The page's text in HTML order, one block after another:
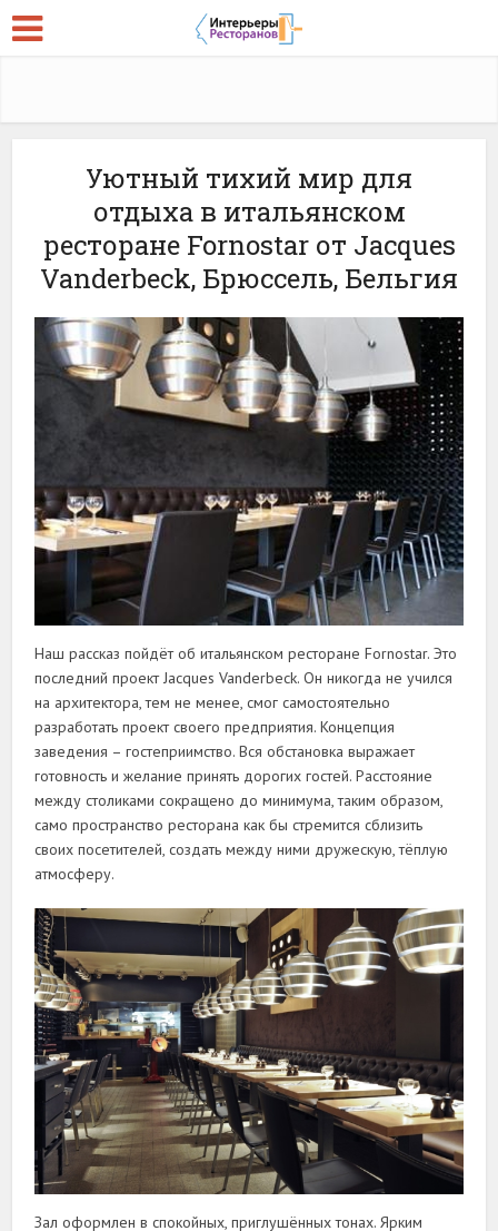
Уютный тихий мир для
отдыха в итальянском
ресторане Fornostar от Jacques
Vanderbeck, Брюссель, Бельгия
Наш рассказ пойдёт об итальянском ресторане Fornostar. Это
последний проект Jacques Vanderbeck. Он никогда не учился
на архитектора, тем не менее, смог самостоятельно
разработать проект своего предприятия. Концепция
заведения – гостеприимство. Вся обстановка выражает
готовность и желание принять дорогих гостей. Расстояние
между столиками сокращено до минимума, таким образом,
само пространство ресторана как бы стремится сблизить
своих посетителей, создать между ними дружескую, тёплую
атмосферу.
Зал оформлен в спокойных, приглушённых тонах. Ярким